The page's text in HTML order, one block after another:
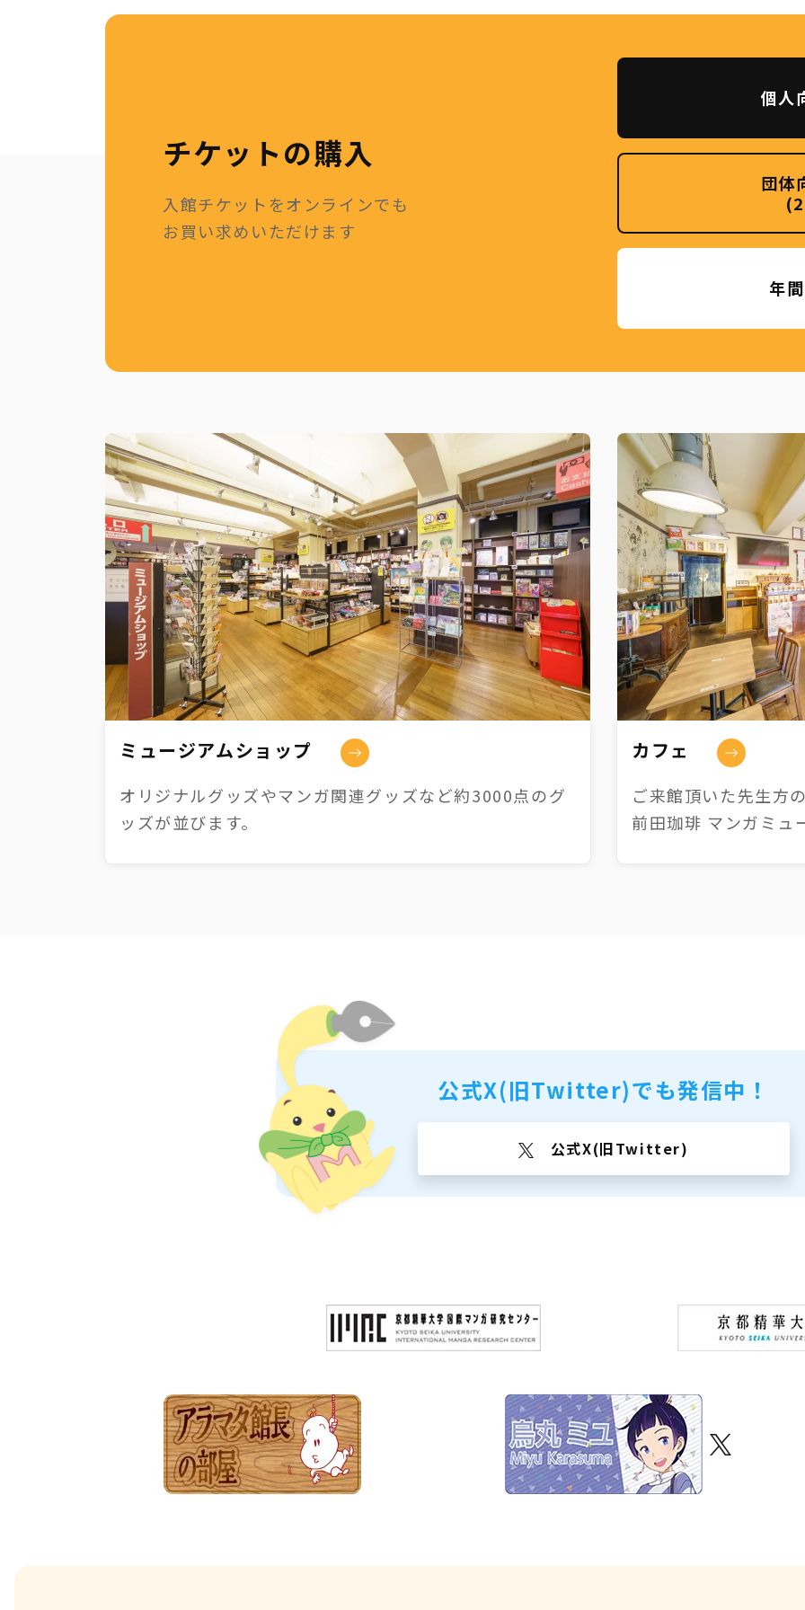
チケットの購入
入館チケットをオンラインでも
お買い求めいただけます
個人
団体
年
ミュージアムショップ
オリジナルグッズやマンガ関連グッズなど約3000点のグ
ッズが並びます。
カフェ
ご来館頂いた先生方
前田珈琲 マンガミュ
公式X(旧Twitter)でも発信中！
公式X(旧Twitter)